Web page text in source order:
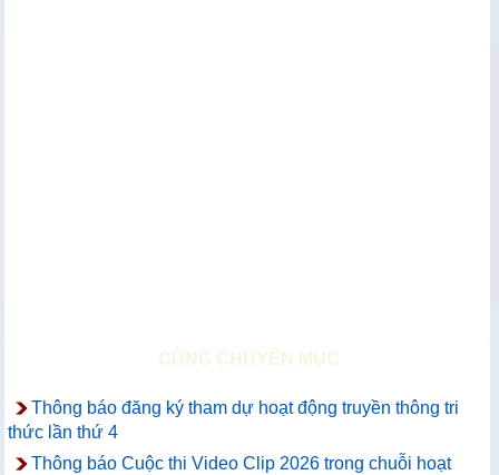
CÙNG CHUYÊN MỤC
Thông báo đăng ký tham dự hoạt động truyền thông tri
thức lần thứ 4
Thông báo Cuộc thi Video Clip 2026 trong chuỗi hoạt